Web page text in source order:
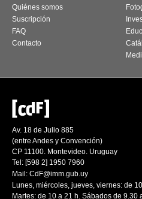
Quiénes somos
Suscripción
FAQ
Contacto
Av. 18 de Julio 885
(entre Andes y Convención)
CP 11100. Montevideo. Uruguay
Tel: [598 2] 1950 7960
Mail: CdF@imm.gub.uy
Lunes, miércoles, jueves, viernes: de
Martes: de 10 a 21 h. Sábados de 9.30